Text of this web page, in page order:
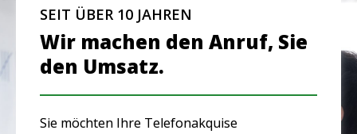
SEIT ÜBER 10 JAHREN
Wir machen den Anruf, Sie
den Umsatz.
Sie möchten Ihre Telefonakquise